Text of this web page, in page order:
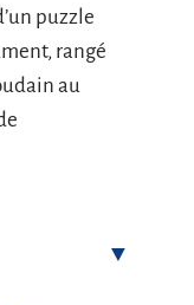
puzzle
rangé
au